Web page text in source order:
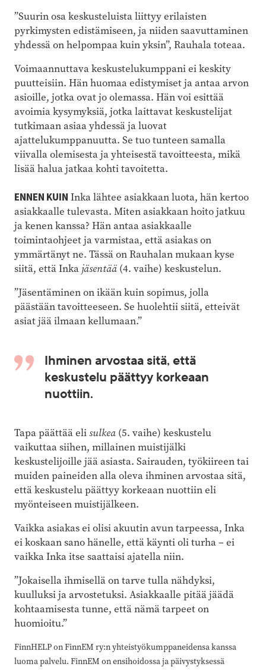
”Suurin osa keskusteluista liittyy erilaisten
pyrkimysten edistämiseen, ja niiden saavuttaminen
yhdessä on helpompaa kuin yksin”, Rauhala toteaa.
Voimaannuttava keskustelukumppani ei keskity
puutteisiin. Hän huomaa edistymiset ja antaa arvon
asioille, jotka ovat jo olemassa. Hän voi esittää
avoimia kysymyksiä, jotka laittavat keskustelijat
tutkimaan asiaa yhdessä ja luovat
ajattelukumppanuutta. Se tuo tunteen samalla
viivalla olemisesta ja yhteisestä tavoitteesta, mikä
lisää halua jatkaa kohti tavoitetta.
ENNEN KUIN Inka lähtee asiakkaan luota, hän kertoo
asiakkaalle tulevasta. Miten asiakkaan hoito jatkuu
ja kenen kanssa? Hän antaa asiakkaalle
toimintaohjeet ja varmistaa, että asiakas on
ymmärtänyt ne. Tässä on Rauhalan mukaan kyse
siitä, että Inka jäsentää (4. vaihe) keskustelun.
”Jäsentäminen on ikään kuin sopimus, jolla
päästään tavoitteeseen. Se huolehtii siitä, etteivät
asiat jää ilmaan kellumaan.”
Ihminen arvostaa sitä, että
keskustelu päättyy korkeaan
nuottiin.
Tapa päättää elisulkea (5. vaihe) keskustelu
vaikuttaa siihen, millainen muistijälki
keskustelijoille jää asiasta. Sairauden, työkiireen tai
muiden paineiden alla oleva ihminen arvostaa sitä,
että keskustelu päättyy korkeaan nuottiin eli
myönteiseen muistijälkeen.
Vaikka asiakas ei olisi akuutin avun tarpeessa, Inka
ei koskaan sano hänelle, että käynti oli turha – ei
vaikka Inka itse saattaisi ajatella niin.
”Jokaisella ihmisellä on tarve tulla nähdyksi,
kuulluksi ja arvostetuksi. Asiakkaalle pitää jäädä
kohtaamisesta tunne, että nämä tarpeet on
huomioitu.”
FinnHELP on FinnEM ry:n yhteistyökumppaneidensa kanssa
luoma palvelu. FinnEM on ensihoidossa ja päivystyksessä